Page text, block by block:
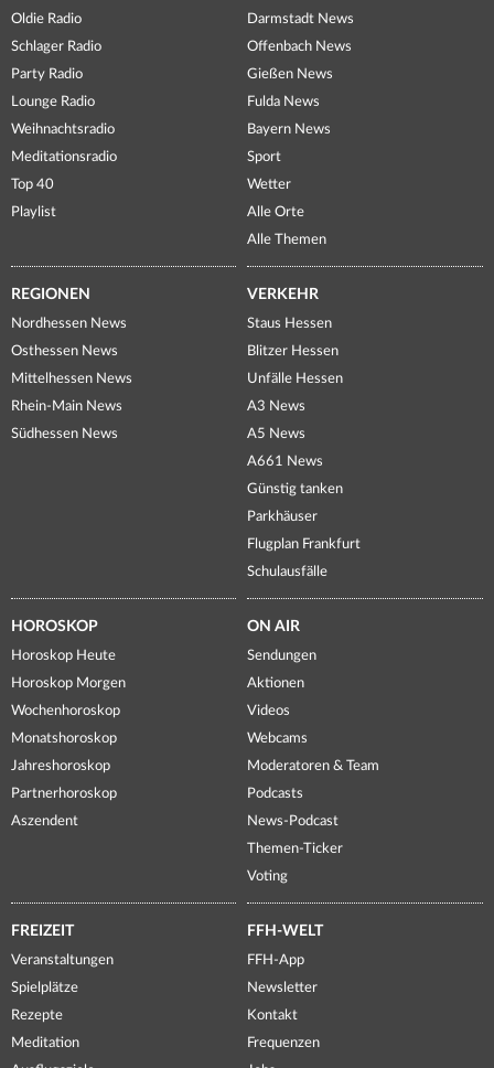
Oldie Radio
Schlager Radio
Party Radio
Lounge Radio
Weihnachtsradio
Meditationsradio
Top 40
Playlist
Darmstadt News
Offenbach News
Gießen News
Fulda News
Bayern News
Sport
Wetter
Alle Orte
Alle Themen
REGIONEN
Nordhessen News
Osthessen News
Mittelhessen News
Rhein-Main News
Südhessen News
VERKEHR
Staus Hessen
Blitzer Hessen
Unfälle Hessen
A3 News
A5 News
A661 News
Günstig tanken
Parkhäuser
Flugplan Frankfurt
Schulausfälle
HOROSKOP
Horoskop Heute
Horoskop Morgen
Wochenhoroskop
Monatshoroskop
Jahreshoroskop
Partnerhoroskop
Aszendent
ON AIR
Sendungen
Aktionen
Videos
Webcams
Moderatoren & Team
Podcasts
News-Podcast
Themen-Ticker
Voting
FREIZEIT
Veranstaltungen
Spielplätze
Rezepte
Meditation
FFH-WELT
FFH-App
Newsletter
Kontakt
Frequenzen